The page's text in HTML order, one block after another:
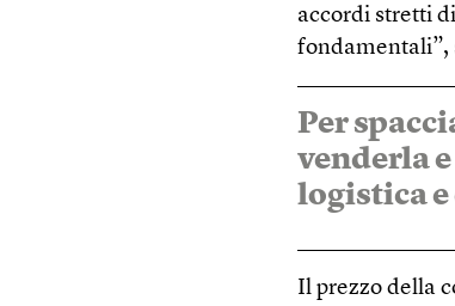
accordi stretti
fondamentali”,
Per
venderla
logistica
Il prezzo della